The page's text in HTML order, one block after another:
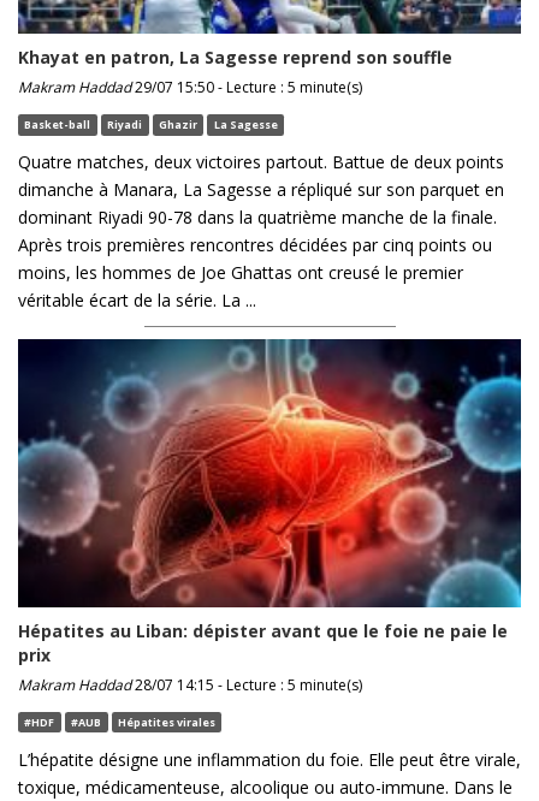
Khayat en patron, La Sagesse reprend son souffle
Makram Haddad29/07 15:50 - Lecture : 5 minute(s)
Basket-ball Riyadi Ghazir La Sagesse
Quatre matches, deux victoires partout. Battue de deux points
dimanche à Manara, La Sagesse a répliqué sur son parquet en
dominant Riyadi 90-78 dans la quatrième manche de la finale.
Après trois premières rencontres décidées par cinq points ou
moins, les hommes de Joe Ghattas ont creusé le premier
véritable écart de la série. La ...
Hépatites au Liban: dépister avant que le foie ne paie le
prix
Makram Haddad28/07 14:15 - Lecture : 5 minute(s)
#HDF #AUB Hépatites virales
L’hépatite désigne une inflammation du foie. Elle peut être virale,
toxique, médicamenteuse, alcoolique ou auto-immune. Dans le